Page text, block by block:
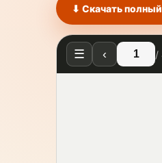
⬇ Скачать полный
☰ ‹ /